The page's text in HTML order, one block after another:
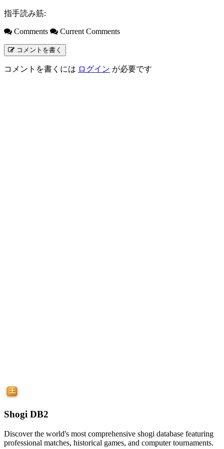
指手読み筋:
Comments Current Comments
コメントを書く
コメントを書くには ログイン が必要です
Shogi DB2
Discover the world's most comprehensive shogi database featuring
professional matches, historical games, and computer tournaments.